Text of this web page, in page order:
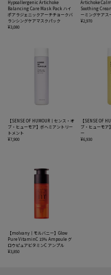
Hypoallergenic Artichoke
Balancing Care Mask Pack ハイ
ポアラジェニックアーチチョークバ
ランシングケアマスクパック
¥3,080
Artichoke
Soothing
ーミングケアス
¥2,970
【SENSE OF HUMOUR｜センス・オ
ブ・ヒューモア】ボヘミアントリー
トメント
¥7,900
【SENSE OF
ブ・ヒューモア
ー
¥6,930
【molvany｜モルバニー】Glow
Pure VitaminC 15％ Ampoule グ
ロウピュアビタミンC アンプル
¥3,850